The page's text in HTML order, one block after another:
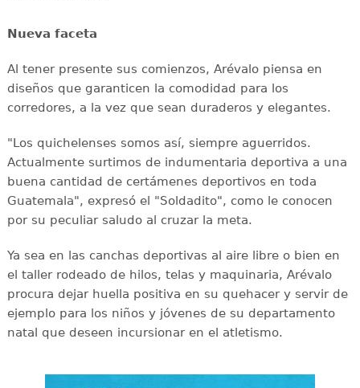
Nueva faceta
Al tener presente sus comienzos, Arévalo piensa en
diseños que garanticen la comodidad para los
corredores, a la vez que sean duraderos y elegantes.
"Los quichelenses somos así, siempre aguerridos.
Actualmente surtimos de indumentaria deportiva a una
buena cantidad de certámenes deportivos en toda
Guatemala", expresó el "Soldadito", como le conocen
por su peculiar saludo al cruzar la meta.
Ya sea en las canchas deportivas al aire libre o bien en
el taller rodeado de hilos, telas y maquinaria, Arévalo
procura dejar huella positiva en su quehacer y servir de
ejemplo para los niños y jóvenes de su departamento
natal que deseen incursionar en el atletismo.